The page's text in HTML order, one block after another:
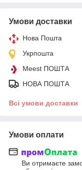
Умови доставки
Нова Пошта
Укрпошта
Meest ПОШТА
НОВА ПОШТА
Всі умови доставки
Умови оплати
Ви отримаєте